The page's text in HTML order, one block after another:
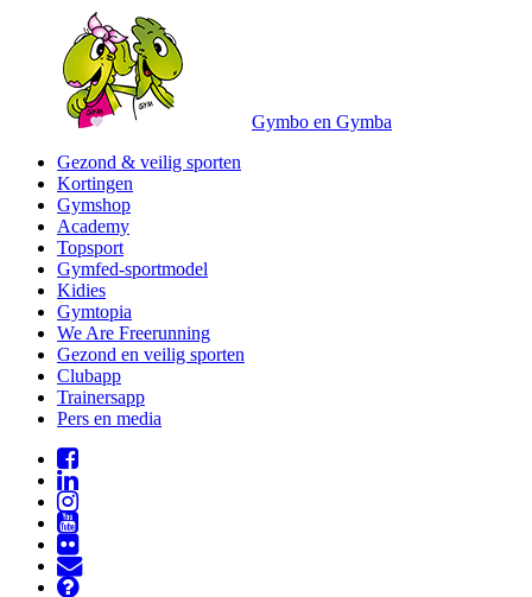
Gymbo en Gymba
Gezond & veilig sporten
Kortingen
Gymshop
Academy
Topsport
Gymfed-sportmodel
Kidies
Gymtopia
We Are Freerunning
Gezond en veilig sporten
Clubapp
Trainersapp
Pers en media